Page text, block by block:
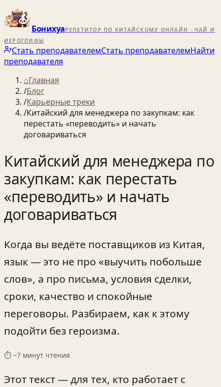
БонихуаРЕПЕТИТОР ПО КИТАЙСКОМУ ОНЛАЙН · ЧАЙ И
ИЕРОГЛИФЫ
Стать преподавателемСтать преподавателемНайти
преподавателя
⌂Главная
/Блог
/Карьерные треки
/Китайский для менеджера по закупкам: как
перестать «переводить» и начать
договариваться
Китайский для менеджера по
закупкам: как перестать
«переводить» и начать
договариваться
Когда вы ведёте поставщиков из Китая,
язык — это не про «выучить побольше
слов», а про письма, условия сделки,
сроки, качество и спокойные
переговоры. Разбираем, как к этому
подойти без героизма.
⏱ ~7 минут чтения
Этот текст — для тех, кто работает с